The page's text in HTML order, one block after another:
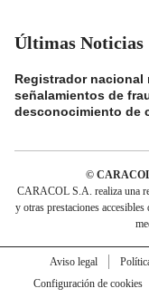
Últimas Noticias
Registrador nacional
señalamientos de
desconocimiento de
© CARACOL
CARACOL S.A. realiza una
y otras prestaciones
Aviso legal
Configuración de cookies